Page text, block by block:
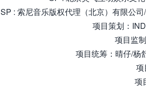
SP : 索尼音乐版权代理（北京）有限公
项目策划：
项目监
项目统筹：晴仔/杨
项
项